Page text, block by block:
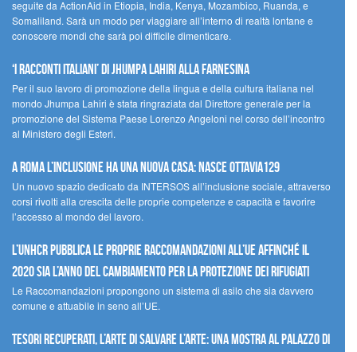
seguite da ActionAid in Etiopia, India, Kenya, Mozambico, Ruanda, e
Somaliland. Sarà un modo per viaggiare all’interno di realtà lontane e
conoscere mondi che sarà poi difficile dimenticare.
‘I racconti italiani’ di Jhumpa Lahiri alla Farnesina
Per il suo lavoro di promozione della lingua e della cultura italiana nel
mondo Jhumpa Lahiri è stata ringraziata dal Direttore generale per la
promozione del Sistema Paese Lorenzo Angeloni nel corso dell’incontro
al Ministero degli Esteri.
A Roma l’inclusione ha una nuova casa: nasce Ottavia129
Un nuovo spazio dedicato da INTERSOS all’inclusione sociale, attraverso
corsi rivolti alla crescita delle proprie competenze e capacità e favorire
l’accesso al mondo del lavoro.
L’UNHCR pubblica le proprie raccomandazioni all’UE affinché il
2020 sia l’anno del cambiamento per la protezione dei rifugiati
Le Raccomandazioni propongono un sistema di asilo che sia davvero
comune e attuabile in seno all’UE.
Tesori recuperati, l’arte di salvare l’arte: una mostra al Palazzo di